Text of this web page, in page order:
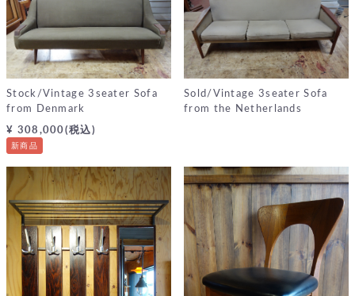
Stock/Vintage 3seater Sofa
from Denmark
¥ 308,000(税込)
新商品
Sold/Vintage 3seater Sofa
from the Netherlands